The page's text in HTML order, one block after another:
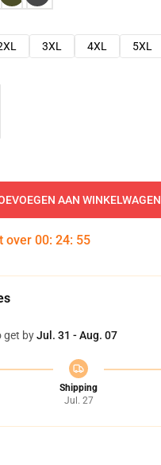
3XL 4XL
5XL
AAN WINKELWAGEN
over 00: 24: 54
get byJul. 31 - Aug. 07
Shipping
Jul. 27